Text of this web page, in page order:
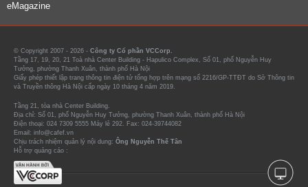
eMagazine
© Copyright 2007 - 2026 - Công ty Cổ phần VCCorp.
Tầng 17, 19, 20, 21 Toà nhà Center Building - Hapulico Complex, Số 01, phố Nguyễn Huy
Tưởng, phường Thanh Xuân, thành phố Hà Nội
Giấy phép thiết lập trang thông tin điện tử tổng hợp trên mạng số 2216/GP-TTĐT do Sở Thông tin
và Truyền thông Hà Nội cấp ngày 10 tháng 4 năm 2019.
Tầng 21, tòa nhà Center Building.
Địa chỉ: Số 01, phố Nguyễn Huy Tưởng, phường Thanh Xuân, thành phố Hà Nội
Điện thoại: 024 7309 5555 Máy lẻ 292. Fax: 024-39744082
Email: info@cafef.vn
Chịu trách nhiệm quản lý nội dung: Ông Nguyễn Thế Tân
Hỗ trợ quảng cáo :